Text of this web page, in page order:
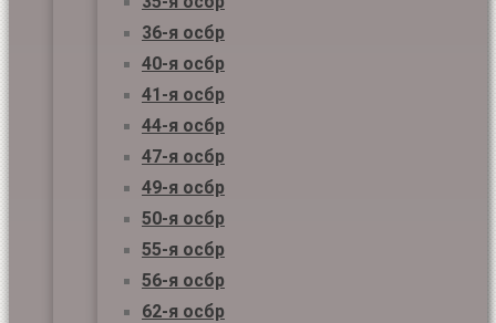
36-я осбр
40-я осбр
41-я осбр
44-я осбр
47-я осбр
49-я осбр
50-я осбр
55-я осбр
56-я осбр
62-я осбр